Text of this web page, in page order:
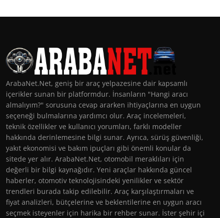
ArabaNet.Net, geniş bir araç yelpazesine dair kapsamlı
içerikler sunan bir platformdur. İnsanların "Hangi aracı
almalıyım?" sorusuna cevap ararken ihtiyaçlarına en uygun
seçeneği bulmalarına yardımcı olur. Araç incelemeleri,
teknik özellikler ve kullanıcı yorumları, farklı modeller
hakkında derinlemesine bilgi sunar. Ayrıca, sürüş güvenliği,
yakıt ekonomisi ve bakım ipuçları gibi önemli konular da
sitede yer alır. ArabaNet.Net, otomobil meraklıları için
değerli bir bilgi kaynağıdır. Yeni araçlar hakkında güncel
haberler, otomotiv teknolojisindeki yenilikler ve sektör
trendleri burada takip edilebilir. Araç karşılaştırmaları ve
fiyat analizleri, bütçelerine ve beklentilerine en uygun aracı
seçmek isteyenler için harika bir rehber sunar. İster şehir içi